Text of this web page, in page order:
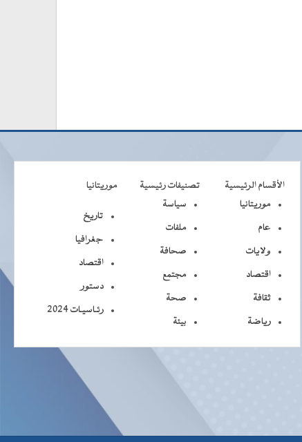
الأقسام الرئيسية تصنيفات رئيسية
موريتانيا
موريتانيا
عام
ولايات
اقتصاد
ثقافة
رياضة
سياسة
ملفات
صحافة
مجتمع
صحة
بيئة
تاريخ
جغرافيا
اقتصاد
دستور
رئـاسيـات 2024